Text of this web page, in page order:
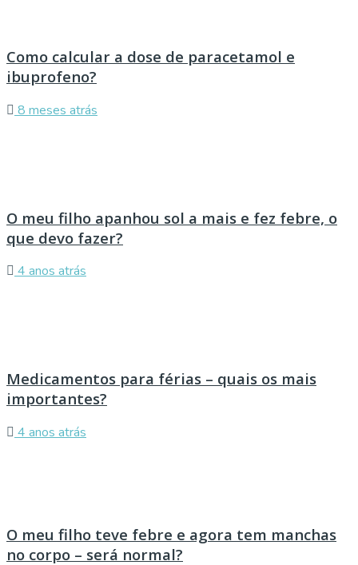
Como calcular a dose de paracetamol e
ibuprofeno?
8 meses atrás
O meu filho apanhou sol a mais e fez febre, o
que devo fazer?
4 anos atrás
Medicamentos para férias – quais os mais
importantes?
4 anos atrás
O meu filho teve febre e agora tem manchas
no corpo – será normal?